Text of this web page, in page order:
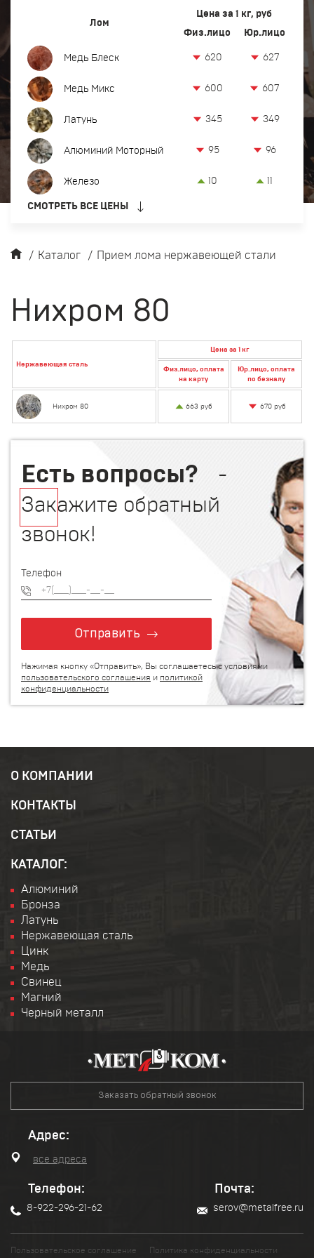
Закупка оргтехники и оборудования
Контакты
Прием лома цветных и черных металлов в Челябинске
Лом
Цена за 1 кг, руб
Физ.лицо
Юр.лицо
Медь Блеск 620 627
Медь Микс 600 607
Латунь 345 349
Алюминий Моторный 95 96
Железо 10
СМОТРЕТЬ ВСЕ ЦЕНЫ
/ Каталог / Прием лома нержавеющей стали
Нихром 80
Нержавеющая сталь
Цена за 1 кг
Физ.лицо, оплата
на карту
Юр.лицо, оплата
по безналу
Нихром 80 663 руб 670 руб
Есть вопросы?
-
Закажите обратный
звонок!
Телефон
Отправить
Нажимая кнопку «Отправить», Вы соглашаетесь с условиями
пользовательского соглашения и политикой
конфиденциальности
О КОМПАНИИ
КОНТАКТЫ
СТАТЬИ
КАТАЛОГ:
Алюминий
Бронза
Латунь
Нержавеющая сталь
Цинк
Медь
Свинец
Магний
Черный металл
Заказать обратный звонок
Адрес:
все адреса
Телефон:
8-922-296-21-62
Почта:
serov@metalfree.ru
Пользовательское соглашение Политика конфиденциальности